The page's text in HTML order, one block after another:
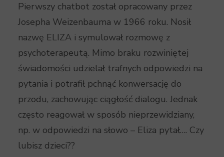
Pierwszy chatbot został opracowany przez
Josepha Weizenbauma w 1966 roku. Nosił
nazwę ELIZA i symulował rozmowę z
psychoterapeutą. Mimo braku rozwiniętej
świadomości udzielał trafnych odpowiedzi na
pytania i potrafił pchnąć konwersację do
przodu, zachowując ciągłość dialogu. Jednak
często reagował w sposób nieprzewidziany,
np. w odpowiedzi na słowo – Eliza pytał…. Czy
lubisz dzieci??